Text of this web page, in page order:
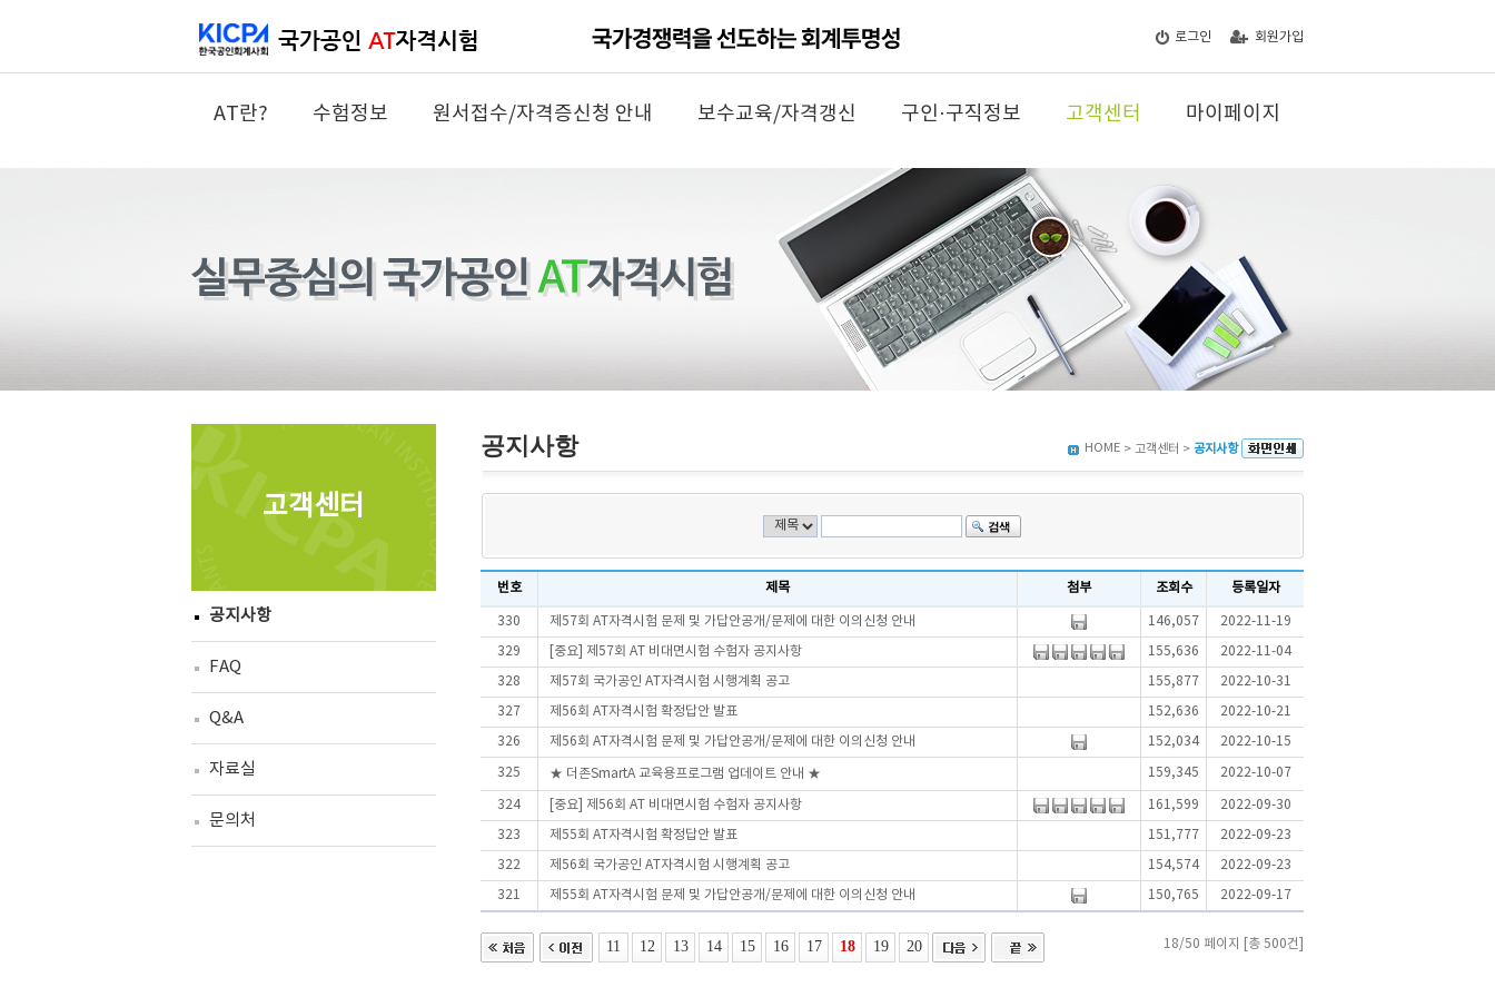
로그인 회원가입
AT란? 수험정보 원서접수/자격증신청 안내 보수교육/자격갱신 구인·구직정보 고객센터 마이페이지
고객센터
공지사항
FAQ
Q&A
자료실
문의처
공지사항 HOME > 고객센터 > 공지사항
번호 제목 첨부 조회수 등록일자
330 제57회 AT자격시험 문제 및 가답안공개/문제에 대한 이의신청 안내 146,057 2022-11-19
329 [중요] 제57회 AT 비대면시험 수험자 공지사항 155,636 2022-11-04
328 제57회 국가공인 AT자격시험 시행계획 공고 155,877 2022-10-31
327 제56회 AT자격시험 확정답안 발표 152,636 2022-10-21
326 제56회 AT자격시험 문제 및 가답안공개/문제에 대한 이의신청 안내 152,034 2022-10-15
325 ★ 더존SmartA 교육용프로그램 업데이트 안내 ★ 159,345 2022-10-07
324 [중요] 제56회 AT 비대면시험 수험자 공지사항 161,599 2022-09-30
323 제55회 AT자격시험 확정답안 발표 151,777 2022-09-23
322 제56회 국가공인 AT자격시험 시행계획 공고 154,574 2022-09-23
321 제55회 AT자격시험 문제 및 가답안공개/문제에 대한 이의신청 안내 150,765 2022-09-17
11 12 13 14 15 16 17 18 19 20 18/50 페이지 [총 500건]